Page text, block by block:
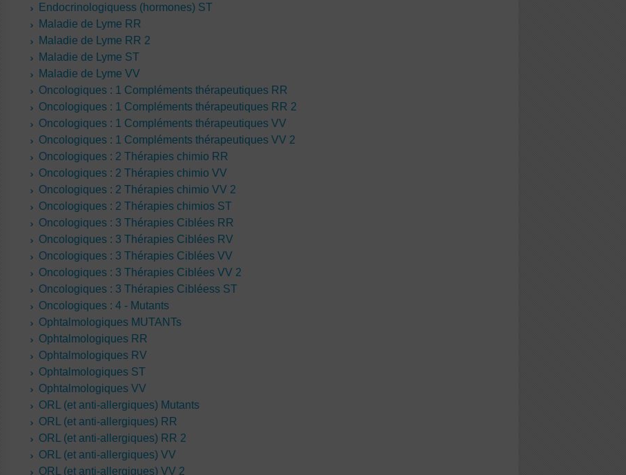
Endocrinologiquess (hormones) ST
Maladie de Lyme RR
Maladie de Lyme RR 2
Maladie de Lyme ST
Maladie de Lyme VV
Oncologiques : 1 Compléments thérapeutiques RR
Oncologiques : 1 Compléments thérapeutiques RR 2
Oncologiques : 1 Compléments thérapeutiques VV
Oncologiques : 1 Compléments thérapeutiques VV 2
Oncologiques : 2 Thérapies chimio RR
Oncologiques : 2 Thérapies chimio VV
Oncologiques : 2 Thérapies chimio VV 2
Oncologiques : 2 Thérapies chimios ST
Oncologiques : 3 Thérapies Ciblées RR
Oncologiques : 3 Thérapies Ciblées RV
Oncologiques : 3 Thérapies Ciblées VV
Oncologiques : 3 Thérapies Ciblées VV 2
Oncologiques : 3 Thérapies Cibléess ST
Oncologiques : 4 - Mutants
Ophtalmologiques MUTANTs
Ophtalmologiques RR
Ophtalmologiques RV
Ophtalmologiques ST
Ophtalmologiques VV
ORL (et anti-allergiques) Mutants
ORL (et anti-allergiques) RR
ORL (et anti-allergiques) RR 2
ORL (et anti-allergiques) VV
ORL (et anti-allergiques) VV 2